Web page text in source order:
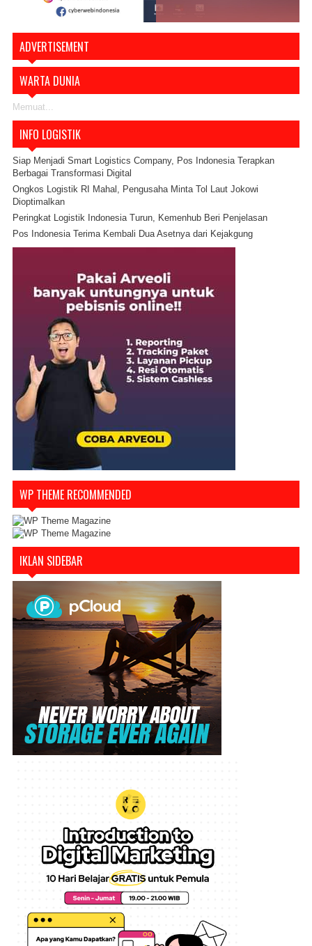
ADVERTISEMENT
WARTA DUNIA
Memuat...
INFO LOGISTIK
Siap Menjadi Smart Logistics Company, Pos Indonesia Terapkan
Berbagai Transformasi Digital
Ongkos Logistik RI Mahal, Pengusaha Minta Tol Laut Jokowi
Dioptimalkan
Peringkat Logistik Indonesia Turun, Kemenhub Beri Penjelasan
Pos Indonesia Terima Kembali Dua Asetnya dari Kejakgung
WP THEME RECOMMENDED
IKLAN SIDEBAR